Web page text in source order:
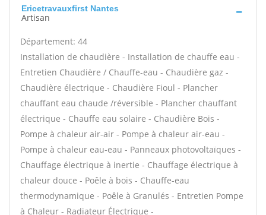
Ericetravauxfirst Nantes
Artisan
Département: 44
Installation de chaudière - Installation de chauffe eau -
Entretien Chaudière / Chauffe-eau - Chaudière gaz -
Chaudière électrique - Chaudière Fioul - Plancher
chauffant eau chaude /réversible - Plancher chauffant
électrique - Chauffe eau solaire - Chaudière Bois -
Pompe à chaleur air-air - Pompe à chaleur air-eau -
Pompe à chaleur eau-eau - Panneaux photovoltaïques -
Chauffage électrique à inertie - Chauffage électrique à
chaleur douce - Poêle à bois - Chauffe-eau
thermodynamique - Poêle à Granulés - Entretien Pompe
à Chaleur - Radiateur Électrique -